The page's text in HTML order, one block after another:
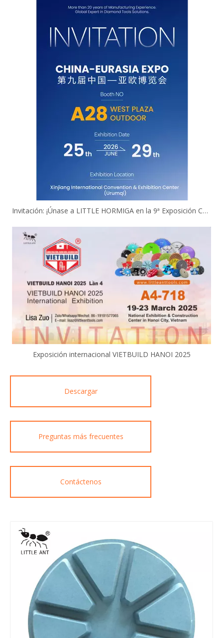
Invitación: ¡Únase a LITTLE HORMIGA en la 9ª Exposición China-Eurasia!
Exposición internacional VIETBUILD HANOI 2025
Descargar
Preguntas más frecuentes
Contáctenos